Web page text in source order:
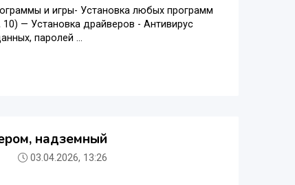
и игры- Установка любых программ
— Установка драйверов - Антивирус
паролей ...
надземный
03.04.2026, 13:26